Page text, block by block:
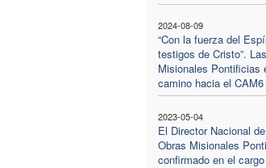
2024-08-09
“Con la fuerza del
testigos de Cristo”.
Misionales Pontificias
camino hacia el CAM6
2023-05-04
El Director Nacional
Obras Misionales
confirmado en el cargo